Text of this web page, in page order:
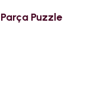
Puzzle